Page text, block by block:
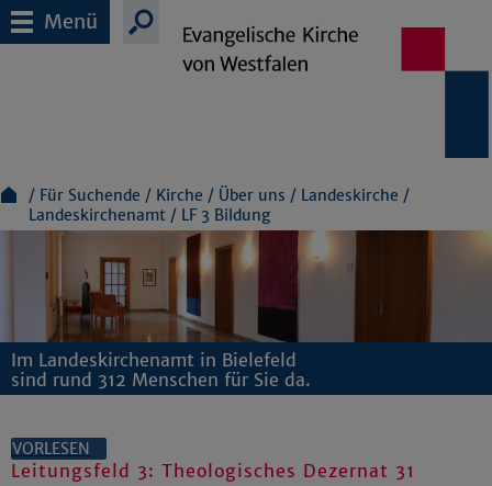
Menü
Für Suchende Kirche Über uns
Landeskirche
Landeskirchenamt
LF 3 Bildung
Im Landeskirchenamt in Bielefeld
sind rund 312 Menschen für Sie da.
VORLESEN
Leitungsfeld 3: Theologisches Dezernat 31